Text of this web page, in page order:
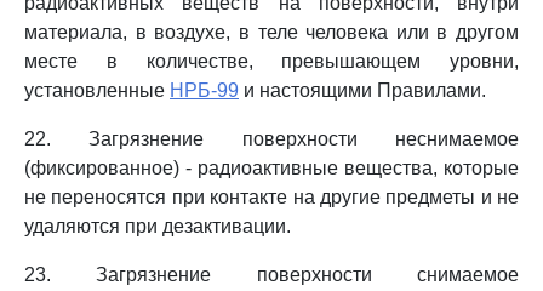
материала, в воздухе, в теле человека или в другом
месте в количестве, превышающем уровни,
установленные НРБ-99 и настоящими Правилами.
22. Загрязнение поверхности неснимаемое
(фиксированное) - радиоактивные вещества, которые
не переносятся при контакте на другие предметы и не
удаляются при дезактивации.
23. Загрязнение поверхности снимаемое